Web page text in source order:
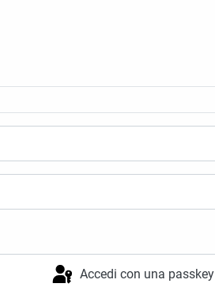
Accedi con una passkey